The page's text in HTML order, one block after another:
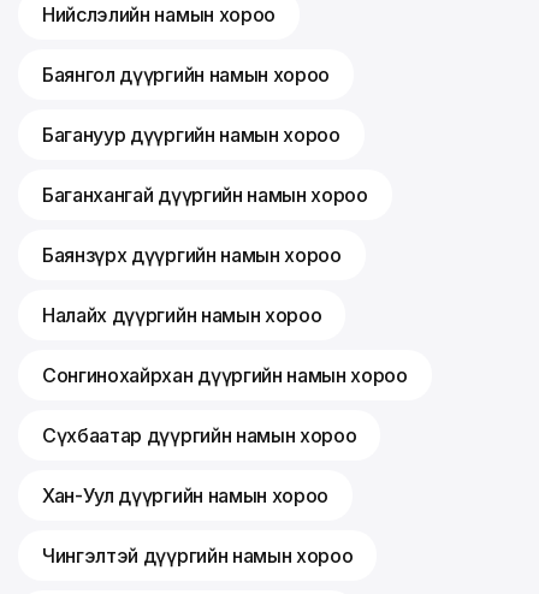
Нийслэлийн намын хороо
Баянгол дүүргийн намын хороо
Багануур дүүргийн намын хороо
Баганхангай дүүргийн намын хороо
Баянзүрх дүүргийн намын хороо
Налайх дүүргийн намын хороо
Сонгинохайрхан дүүргийн намын хороо
Сүхбаатар дүүргийн намын хороо
Хан-Уул дүүргийн намын хороо
Чингэлтэй дүүргийн намын хороо